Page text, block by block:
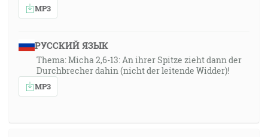
MP3
РУССКИЙ ЯЗЫК
Thema: Micha 2,6-13: An ihrer Spitze zieht dann der
Durchbrecher dahin (nicht der leitende Widder)!
MP3